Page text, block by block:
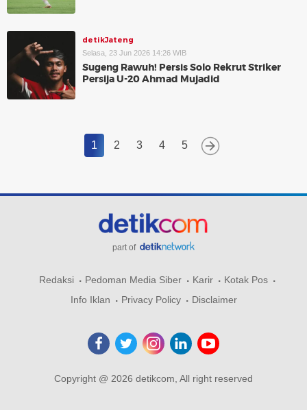
detikJateng
Selasa, 23 Jun 2026 14:26 WIB
Sugeng Rawuh! Persis Solo Rekrut Striker
Persija U-20 Ahmad Mujadid
1 2 3 4 5
part of
Redaksi Pedoman Media Siber Karir
Kotak Pos
Info Iklan
Privacy Policy Disclaimer
Copyright @ 2026 detikcom, All right reserved